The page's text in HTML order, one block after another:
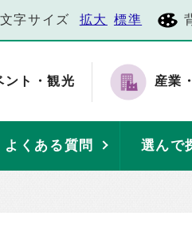
文字サイズ 拡大 標準
ント・観光 産業
よくある質問 選んで